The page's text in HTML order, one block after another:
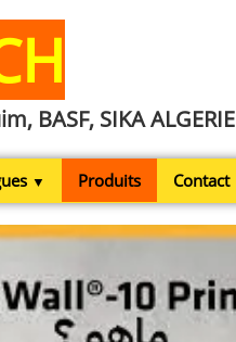
BASF, SIKA ALGERIE
▼ Produits Contact